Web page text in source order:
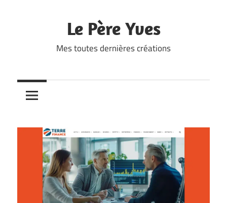
Le Père Yves
Mes toutes dernières créations